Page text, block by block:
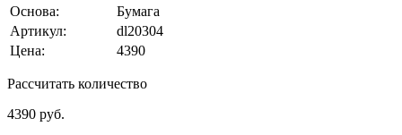
Основа:
Бумага
Артикул:
dl20304
Цена:
4390
Рассчитать количество
4390 руб.